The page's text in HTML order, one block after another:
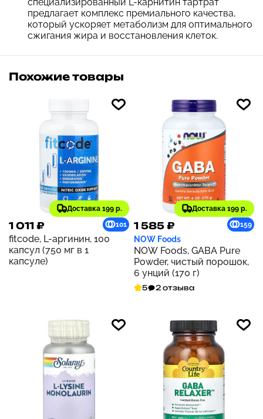
предлагает комплекс премиального качества,
который ускоряет метаболизм для оптимального
сжигания жира и восстановления клеток.
Похожие товары
Доставка 199 р.
1 011 ₽ 101
fitcode, L-аргинин, 100
капсул (750 мг в 1
капсуле)
Доставка 199 р.
1 585 ₽ 159
NOW Foods
NOW Foods, GABA Pure
Powder, чистый порошок,
6 унций (170 г)
5 2 отзыва